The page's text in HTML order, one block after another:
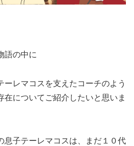
語の中に
レマコスを支えたコーチのよう
についてご紹介したいと思いま
息子テーレマコスは、まだ１０代